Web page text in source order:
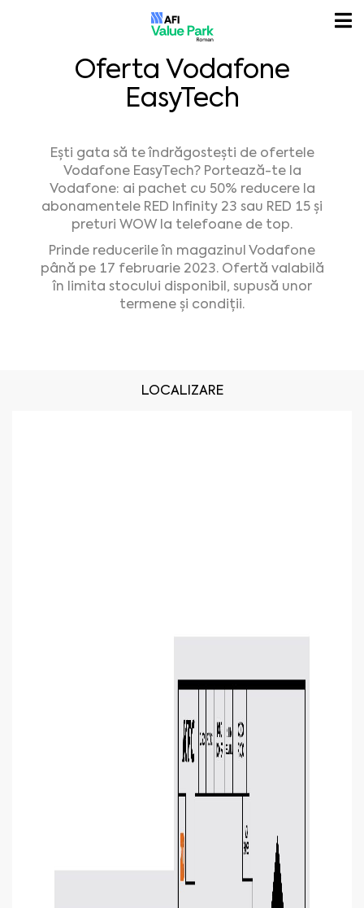
Oferta Vodafone
EasyTech
Ești gata să te îndrăgostești de ofertele
Vodafone EasyTech? Portează-te la
Vodafone: ai pachet cu 50% reducere la
abonamentele RED Infinity 23 sau RED 15 și
preturi WOW la telefoane de top.
Prinde reducerile în magazinul Vodafone
până pe 17 februarie 2023. Ofertă valabilă
în limita stocului disponibil, supusă unor
termene și condiții.
LOCALIZARE